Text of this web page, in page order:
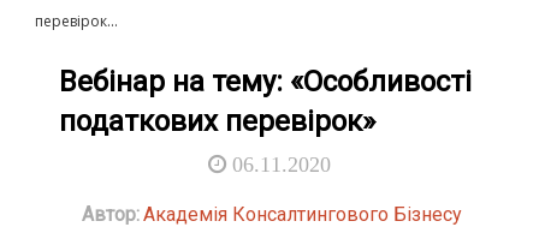
перевірок...
Вебінар на тему: «Особливості
податкових перевірок»
06.11.2020
Автор:Академія Консалтингового Бізнесу